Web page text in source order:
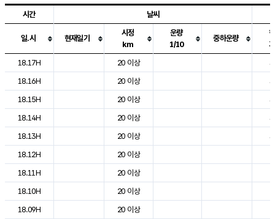
도시별 기상실황표로 지점, 날씨, 기온, 강수, 바람, 기압등을 안내한 표입
시간 날씨
일.시 현재일기
시정
km
운량
1/10
중하운량
18.17H
20 이상
18.16H
20 이상
18.15H
20 이상
18.14H
20 이상
18.13H
20 이상
18.12H
20 이상
18.11H
20 이상
18.10H
20 이상
18.09H
20 이상